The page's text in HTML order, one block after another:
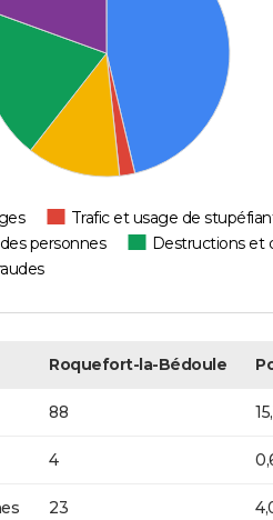
Trafic et usage de
personnes
Destructions et
Roquefort-la-Bédoule
88
4
23